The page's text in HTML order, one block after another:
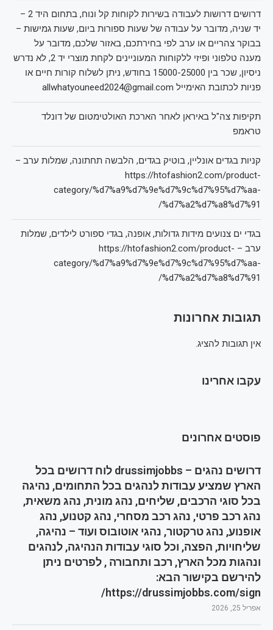
דרושים דרושות לעבודה בשירות לקוחות קל ונוח, בתחום היד 2 –
יד שניה, מדובר על עבודה של שעות ספורות ביום, שעות גמישות –
בבוקר צהריים או ערב לפי בחירתכם, באזור שלכם, מדובר על
מענה טלפוני ופיזי ללקוחות המעוניינים לקחת מוצרי יד 2, לא נדרש
ניסיון, שכר בין 15000-25000 בחודש, ניתן לשלוח קורות חיים או
פניות לכתובת האימייל allwhatyouneed2024@gmail.com
תקיפות צה"ל באיראן לאחר הארכת האולטימטום של דונלד
טראמפ
קניות בגדים אונליין, בוטיק בגדים, הלבשה תחתונה, שמלות ערב –
https://htofashion2.com/product-
category/%d7%a9%d7%9e%d7%9c%d7%95%d7%aa-
%d7%a2%d7%a8%d7%91/
בגדי ים צנועים מידות גדולות, אופנה, בגדי ספורט לילדים, שמלות
ערב – https://htofashion2.com/product-
category/%d7%a9%d7%9e%d7%9c%d7%95%d7%aa-
%d7%a2%d7%a8%d7%91/
תגובות אחרונות
אין תגובות להציג.
עקבו אחרינו
פוסטים אחרונים
דרושים נהגים – drussimjobbs לוח דרושים בכל
הארץ שמציע עבודות לנהגים בכל התחומים, נהיגה
בכל סוגי הרכבים, שליחים, נהג מונית, נהג משאית,
נהג רכב פרטי, נהג רכב מסחרי, נהג קטנוע, נהג
אופנוע, נהג טרקטור, נהגי אוטובוס ועוד – נהיגה,
שליחויות, הפצה, וכל סוגי עבודות הנהיגה, לנהגים
ונהגות מכל הארץ, רכב ותחבורה , לפרטים ניתן
להירשם בקישור הבא:
https://drussimjobbs.com/sign/
אפריל 25, 2026